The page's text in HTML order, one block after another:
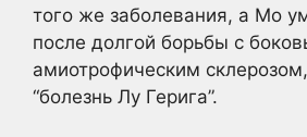
того же заболевания, а Мо
после долгой борьбы с
амиотрофическим
“болезнь Лу Герига”.